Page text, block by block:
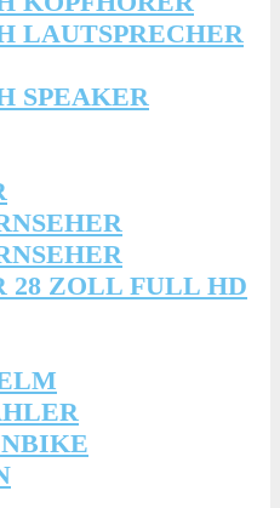
LAUTSPRECHER
SPEAKER
28 ZOLL FULL HD